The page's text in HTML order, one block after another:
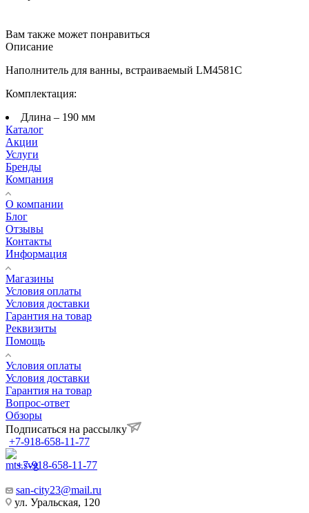
Хром
Вам также может понравиться
Комплектация:
Длина – 190 мм
Каталог
Акции
Услуги
Бренды
Компания
О компании
Блог
Отзывы
Контакты
Информация
Магазины
Условия оплаты
Условия доставки
Гарантия на товар
Реквизиты
Помощь
Условия оплаты
Условия доставки
Гарантия на товар
Вопрос-ответ
Обзоры
Подписаться на рассылку
+7-918-658-11-77